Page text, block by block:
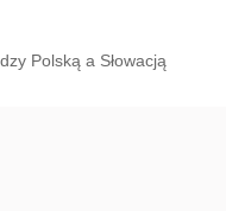
Polską a Słowacją